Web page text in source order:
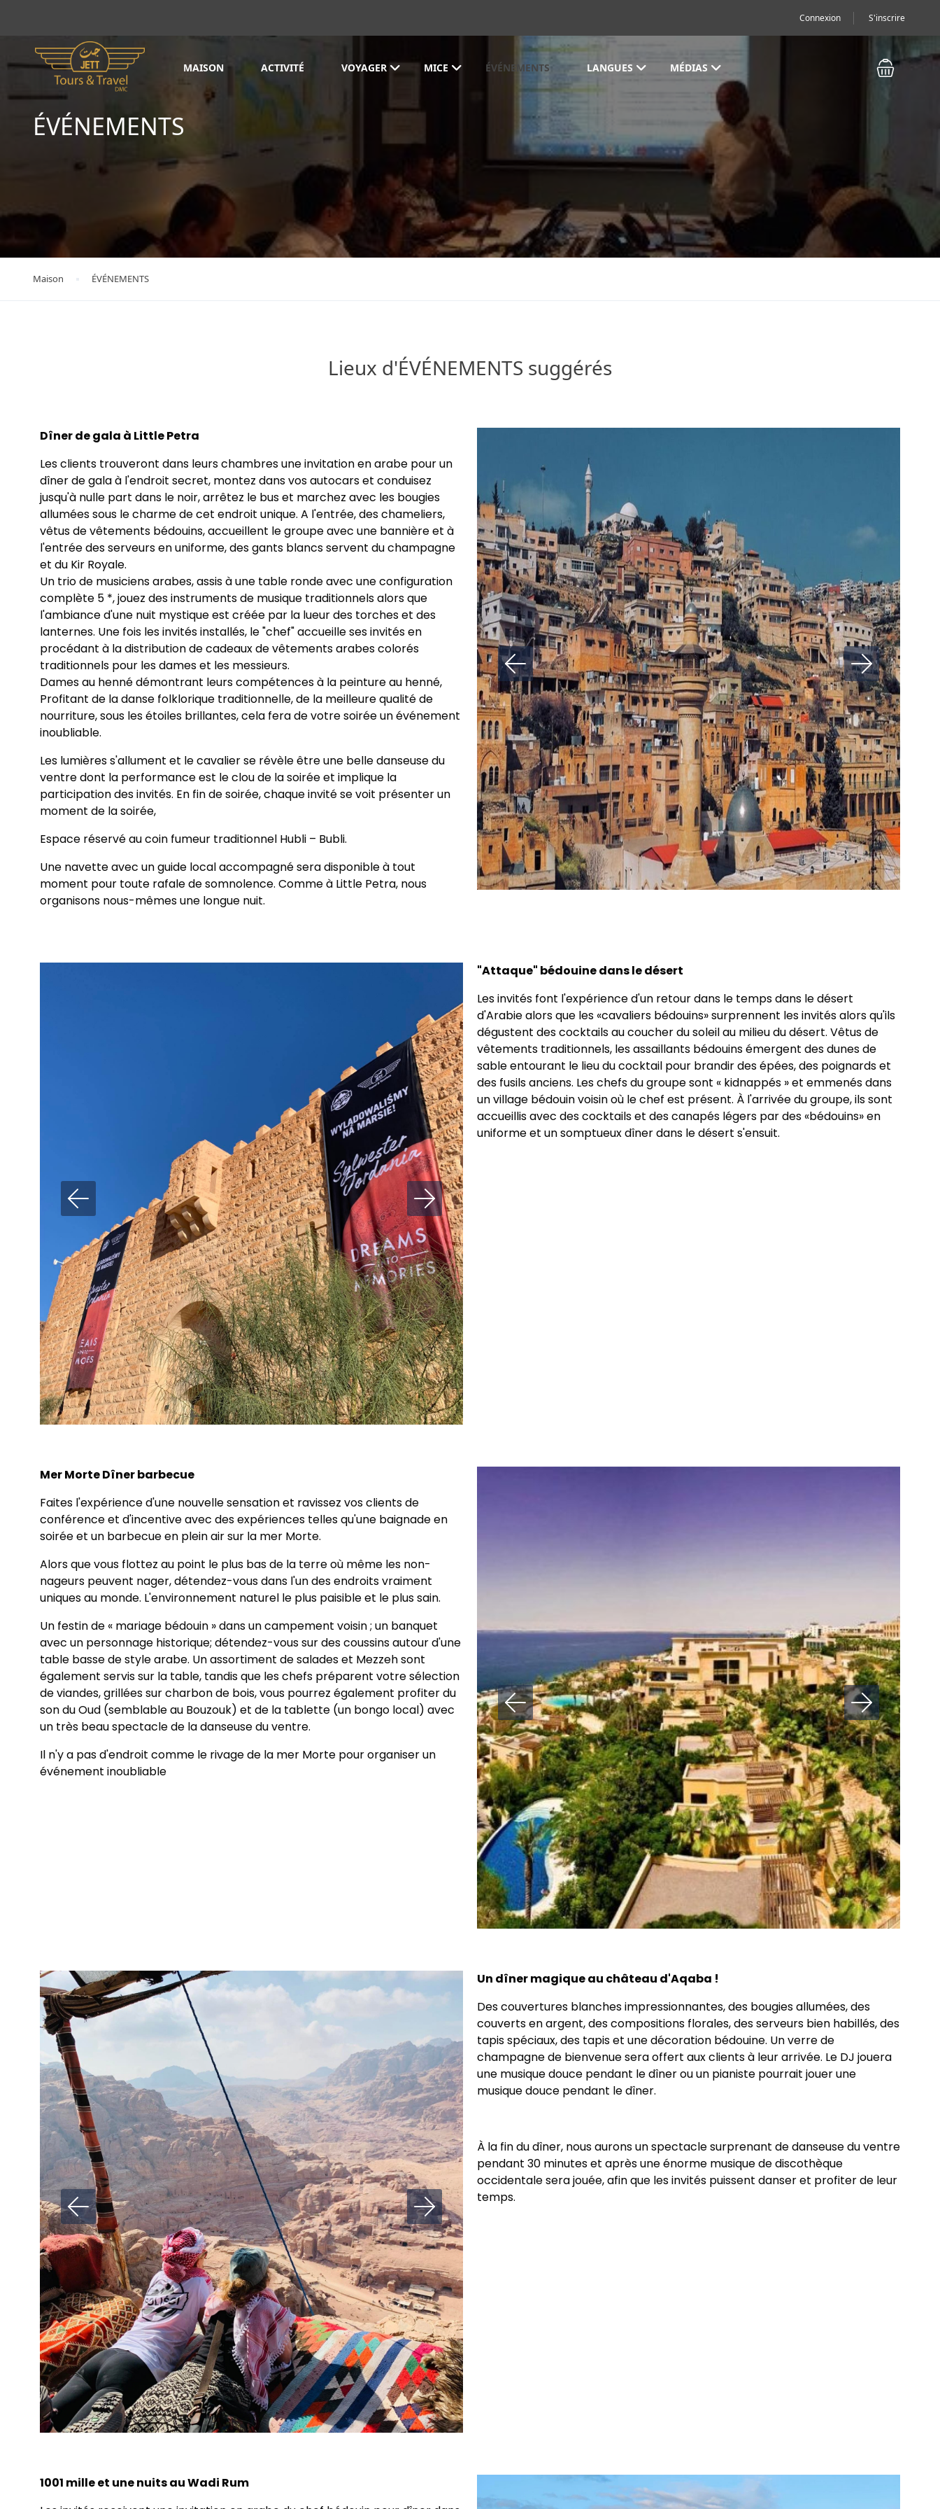
Connexion S'inscrire
MAISON ACTIVITÉ VOYAGER MICE ÉVÉNEMENTS LANGUES MÉDIAS
ÉVÉNEMENTS
Maison ÉVÉNEMENTS
Lieux d'ÉVÉNEMENTS suggérés
Dîner de gala à Little Petra
Les clients trouveront dans leurs chambres une invitation en arabe pour un
dîner de gala à l'endroit secret, montez dans vos autocars et conduisez
jusqu'à nulle part dans le noir, arrêtez le bus et marchez avec les bougies
allumées sous le charme de cet endroit unique. A l'entrée, des chameliers,
vêtus de vêtements bédouins, accueillent le groupe avec une bannière et à
l'entrée des serveurs en uniforme, des gants blancs servent du champagne
et du Kir Royale.
Un trio de musiciens arabes, assis à une table ronde avec une configuration
complète 5 *, jouez des instruments de musique traditionnels alors que
l'ambiance d'une nuit mystique est créée par la lueur des torches et des
lanternes. Une fois les invités installés, le "chef" accueille ses invités en
procédant à la distribution de cadeaux de vêtements arabes colorés
traditionnels pour les dames et les messieurs.
Dames au henné démontrant leurs compétences à la peinture au henné,
Profitant de la danse folklorique traditionnelle, de la meilleure qualité de
nourriture, sous les étoiles brillantes, cela fera de votre soirée un événement
inoubliable.
Les lumières s'allument et le cavalier se révèle être une belle danseuse du
ventre dont la performance est le clou de la soirée et implique la
participation des invités. En fin de soirée, chaque invité se voit présenter un
moment de la soirée,
Espace réservé au coin fumeur traditionnel Hubli – Bubli.
Une navette avec un guide local accompagné sera disponible à tout
moment pour toute rafale de somnolence. Comme à Little Petra, nous
organisons nous-mêmes une longue nuit.
"Attaque" bédouine dans le désert
Les invités font l'expérience d'un retour dans le temps dans le désert
d'Arabie alors que les «cavaliers bédouins» surprennent les invités alors qu'ils
dégustent des cocktails au coucher du soleil au milieu du désert. Vêtus de
vêtements traditionnels, les assaillants bédouins émergent des dunes de
sable entourant le lieu du cocktail pour brandir des épées, des poignards et
des fusils anciens. Les chefs du groupe sont « kidnappés » et emmenés dans
un village bédouin voisin où le chef est présent. À l'arrivée du groupe, ils sont
accueillis avec des cocktails et des canapés légers par des «bédouins» en
uniforme et un somptueux dîner dans le désert s'ensuit.
Mer MorteDîner barbecue
Faites l'expérience d'une nouvelle sensation et ravissez vos clients de
conférence et d'incentive avec des expériences telles qu'une baignade en
soirée et un barbecue en plein air sur la mer Morte.
Alors que vous flottez au point le plus bas de la terre où même les non-
nageurs peuvent nager, détendez-vous dans l'un des endroits vraiment
uniques au monde. L'environnement naturel le plus paisible et le plus sain.
Un festin de « mariage bédouin » dans un campement voisin ; un banquet
avec un personnage historique; détendez-vous sur des coussins autour d'une
table basse de style arabe. Un assortiment de salades et Mezzeh sont
également servis sur la table, tandis que les chefs préparent votre sélection
de viandes, grillées sur charbon de bois, vous pourrez également profiter du
son du Oud (semblable au Bouzouk) et de la tablette (un bongo local) avec
un très beau spectacle de la danseuse du ventre.
Il n'y a pas d'endroit comme le rivage de la mer Morte pour organiser un
événement inoubliable
Un dîner magique au château d'Aqaba !
Des couvertures blanches impressionnantes, des bougies allumées, des
couverts en argent, des compositions florales, des serveurs bien habillés, des
tapis spéciaux, des tapis et une décoration bédouine. Un verre de
champagne de bienvenue sera offert aux clients à leur arrivée. Le DJ jouera
une musique douce pendant le dîner ou un pianiste pourrait jouer une
musique douce pendant le dîner.
À la fin du dîner, nous aurons un spectacle surprenant de danseuse du ventre
pendant 30 minutes et après une énorme musique de discothèque
occidentale sera jouée, afin que les invités puissent danser et profiter de leur
temps.
1001 mille et une nuits au Wadi Rum